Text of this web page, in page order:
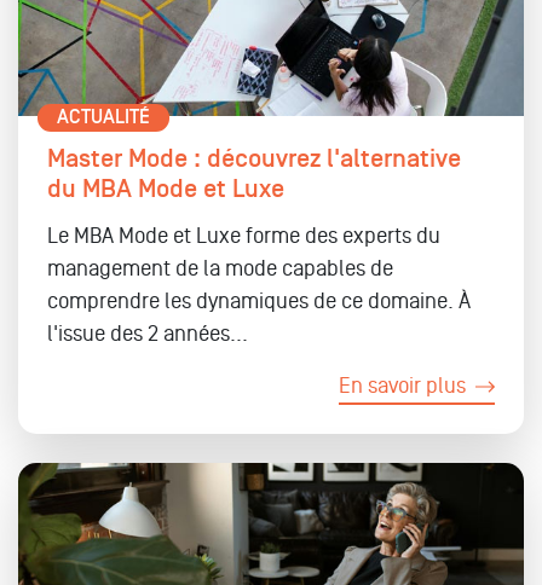
ACTUALITÉ
Master Mode : découvrez l'alternative
du MBA Mode et Luxe
Le MBA Mode et Luxe forme des experts du
management de la mode capables de
comprendre les dynamiques de ce domaine. À
l'issue des 2 années...
En savoir plus